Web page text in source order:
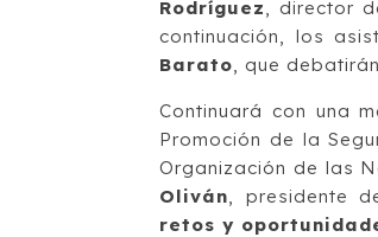
Rodríguez, director
continuación, los
Barato, que
Continuará con una
Promoción de la
Organización de las
Oliván, presidente
retos y